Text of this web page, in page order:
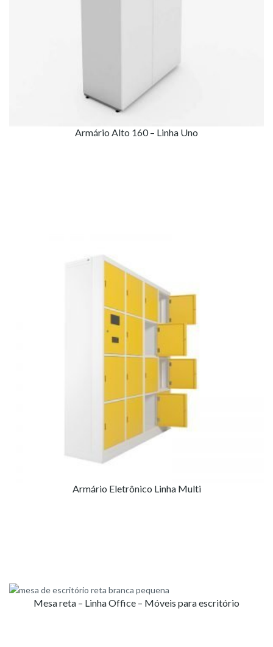
Armário Alto 160 – Linha Uno
Armário Eletrônico Linha Multi
Mesa reta – Linha Office – Móveis para escritório